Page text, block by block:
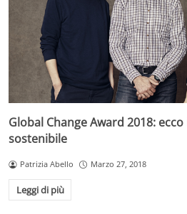
Global Change Award 2018:
sostenibile
Patrizia Abello Marzo 27, 2018
Leggi di più